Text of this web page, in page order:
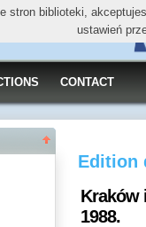
CONTACT
Edition
Kraków
1988.
stron biblioteki,
ustawień